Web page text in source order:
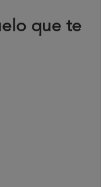
que te